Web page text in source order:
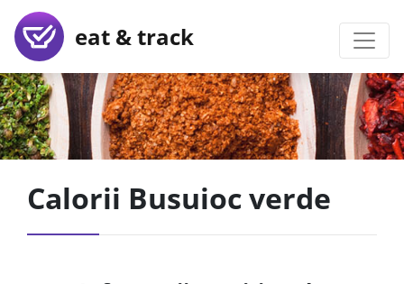
eat & track
Calorii Busuioc verde